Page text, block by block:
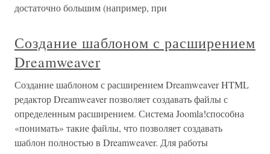
достаточно большим (например, при
Создание шаблоном с расширением
Dreamweaver
Создание шаблоном с расширением Dreamweaver HTML
редактор Dreamweaver позволяет создавать файлы с
определенным расширением. Система Joomla!способна
«понимать» такие файлы, что позволяет создавать
шаблон полностью в Dreamweaver. Для работы